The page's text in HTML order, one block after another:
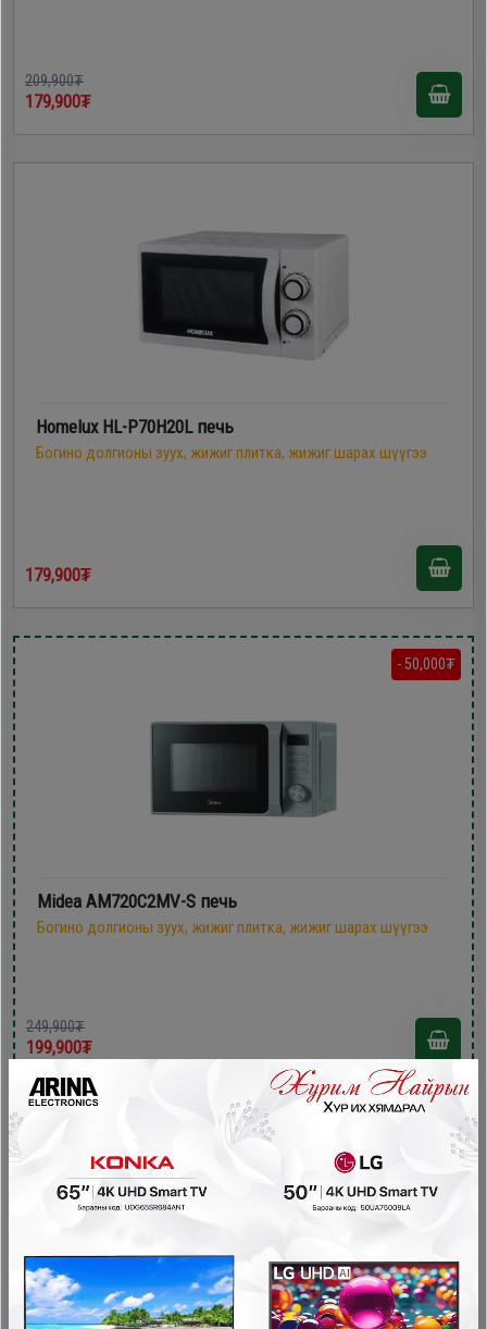
209,900₮
179,900₮
Homelux HL-P70H20L печь
Богино долгионы зуух, жижиг плитка, жижиг шарах шүүгээ
179,900₮
- 50,000₮
Midea AM720C2MV-S печь
Богино долгионы зуух, жижиг плитка, жижиг шарах шүүгээ
249,900₮
199,900₮